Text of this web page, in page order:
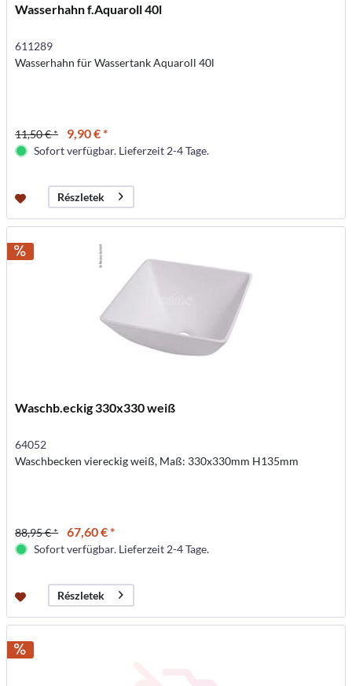
Wasserhahn f.Aquaroll 40l
611289
Wasserhahn für Wassertank Aquaroll 40l
11,50 € * 9,90 € *
Sofort verfügbar. Lieferzeit 2-4 Tage.
Részletek
Waschb.eckig 330x330 weiß
64052
Waschbecken viereckig weiß, Maß: 330x330mm H135mm
88,95 € * 67,60 € *
Sofort verfügbar. Lieferzeit 2-4 Tage.
Részletek